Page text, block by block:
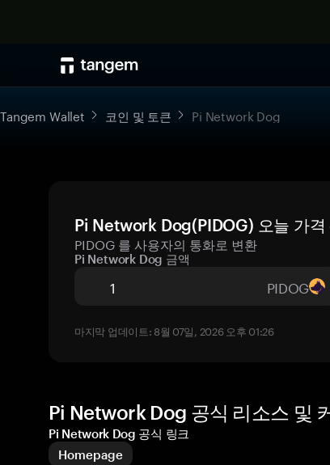
Tangem Wallet 코인 및 토큰 Pi Network Dog
Pi Network Dog(PIDOG) 오늘 가
PIDOG 를 사용자의 통화로 변환
Pi Network Dog 금액
PIDOG
마지막 업데이트: 8월 07일, 2026 오후 01:26
Pi Network Dog 공식 리소스 및
Pi Network Dog 공식 링크
Homepage